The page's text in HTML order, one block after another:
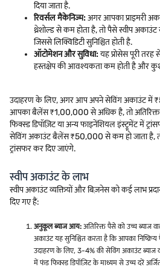
दिया जाता है.
रिवर्सल मैकेनिज्म:अगर आपका प्राइमरी
थ्रेशोल्ड से कम होता है, तो पैसे स्वीप
जिससे लिक्विडिटी सुनिश्चित होती है.
ऑटोमेशन और सुविधा:यह प्रोसेस पूरी
हस्तक्षेप की आवश्यकता कम होती है और
उदाहरण के लिए, अगर आप अपने सेविंग अकाउंट में
आपका बैलेंस ₹1,00,000 से अधिक है, तो
फिक्स्ड डिपॉज़िट या अन्य फाइनेंशियल इंस्ट्रूमेंट में
सेविंग अकाउंट बैलेंस ₹50,000 से कम हो जाता है,
ट्रांसफर कर दिए जाएंगे.
स्वीप अकाउंट के लाभ
स्वीप अकाउंट व्यक्तियों और बिज़नेस को कई लाभ
दिए गए हैं:
अनुकूल ब्याज आय: अतिरिक्त पैसे को उच्च ब्याज
अकाउंट यह सुनिश्चित करता है कि आपका निष्क्रिय
उदाहरण के लिए, 3-4% की सेविंग अकाउंट ब्याज
में फंड फिक्स्ड डिपॉज़िट के माध्यम से उच्च दरें